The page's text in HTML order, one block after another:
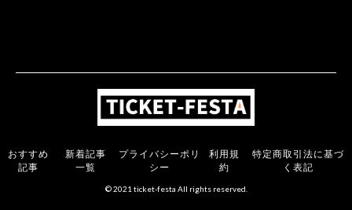
おすすめ
記事
新着記事
一覧
プライバシーポリ
シー
利用規
約
特定商取引法に基づ
く表記
© 2021 ticket-festa All rights reserved.